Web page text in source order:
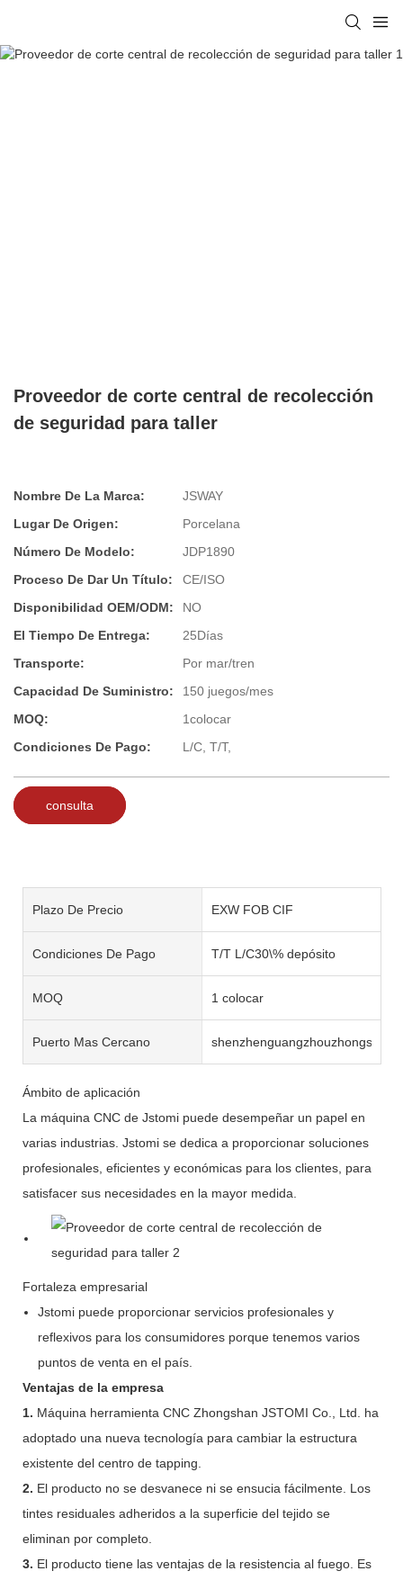
Proveedor de corte central de recolección
de seguridad para taller
Nombre De La Marca:
JSWAY
Lugar De Origen:
Porcelana
Número De Modelo:
JDP1890
Proceso De Dar Un Título:
CE/ISO
Disponibilidad OEM/ODM:
NO
El Tiempo De Entrega:
25Días
Transporte:
Por mar/tren
Capacidad De Suministro:
150 juegos/mes
MOQ:
1colocar
Condiciones De Pago:
L/C, T/T,
consulta
Plazo De Precio EXW FOB CIF
Condiciones De Pago T/T L/C30\% depósito
MOQ 1 colocar
Puerto Mas Cercano shenzhenguangzhouzhongshan
Ámbito de aplicación
La máquina CNC de Jstomi puede desempeñar un papel en
varias industrias. Jstomi se dedica a proporcionar soluciones
profesionales, eficientes y económicas para los clientes, para
satisfacer sus necesidades en la mayor medida.
Fortaleza empresarial
Jstomi puede proporcionar servicios profesionales y
reflexivos para los consumidores porque tenemos varios
puntos de venta en el país.
Ventajas de la empresa
1. Máquina herramienta CNC Zhongshan JSTOMI Co., Ltd. ha
adoptado una nueva tecnología para cambiar la estructura
existente del centro de tapping.
2. El producto no se desvanece ni se ensucia fácilmente. Los
tintes residuales adheridos a la superficie del tejido se
eliminan por completo.
3. El producto tiene las ventajas de la resistencia al fuego. Es